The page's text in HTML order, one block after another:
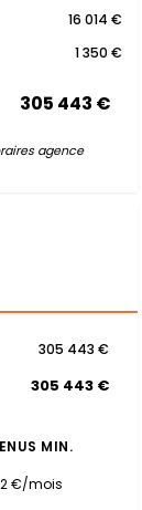
16 014 €
1 350 €
305 443 €
agence
305 443 €
305 443 €
MIN.
€/mois